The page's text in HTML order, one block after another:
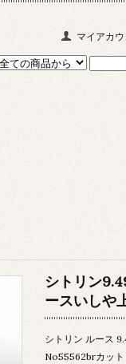
マイアカウ
シトリン
ースいしや
シトリン ルース
No55562brカッ